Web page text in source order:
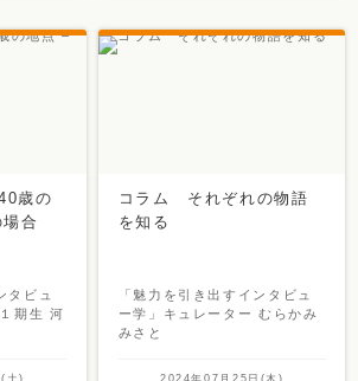
歳の
合
タビュ
期生 河
コラム それぞれの物語
を知る
「魅力を引き出すインタビュ
ー学」キュレーター むらかみ
みさと